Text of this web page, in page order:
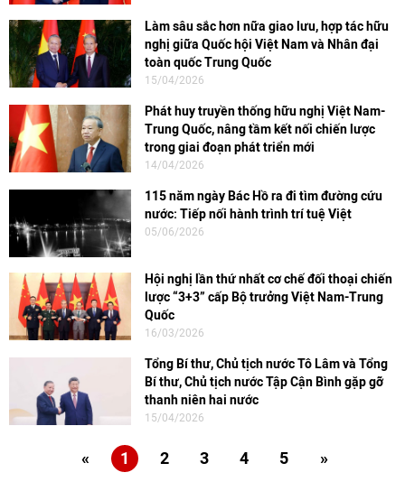
Làm sâu sắc hơn nữa giao lưu, hợp tác hữu
nghị giữa Quốc hội Việt Nam và Nhân đại
toàn quốc Trung Quốc
15/04/2026
Phát huy truyền thống hữu nghị Việt Nam-
Trung Quốc, nâng tầm kết nối chiến lược
trong giai đoạn phát triển mới
14/04/2026
115 năm ngày Bác Hồ ra đi tìm đường cứu
nước: Tiếp nối hành trình trí tuệ Việt
05/06/2026
Hội nghị lần thứ nhất cơ chế đối thoại chiến
lược “3+3” cấp Bộ trưởng Việt Nam-Trung
Quốc
16/03/2026
Tổng Bí thư, Chủ tịch nước Tô Lâm và Tổng
Bí thư, Chủ tịch nước Tập Cận Bình gặp gỡ
thanh niên hai nước
15/04/2026
« 1 2 3 4 5 »